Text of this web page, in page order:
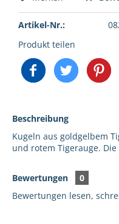
Artikel-Nr.:
Produkt teilen
Beschreibung
Kugeln aus goldgelbem
und rotem Tigerauge.
Bewertungen
0
Bewertungen lesen,